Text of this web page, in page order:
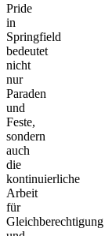
Pride
in
Springfield
bedeutet
nicht
nur
Paraden
und
Feste,
sondern
auch
die
kontinuierliche
Arbeit
für
Gleichberechtigung